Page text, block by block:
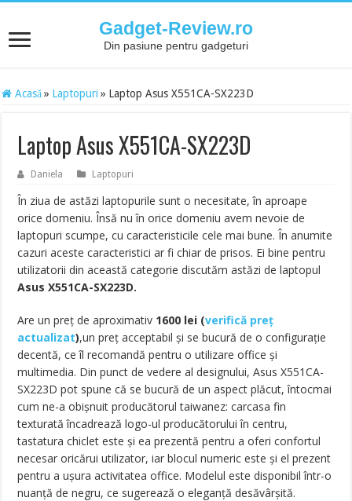
Gadget-Review.ro
Din pasiune pentru gadgeturi
Acasă » Laptopuri » Laptop Asus X551CA-SX223D
Laptop Asus X551CA-SX223D
Daniela Laptopuri
În ziua de astăzi laptopurile sunt o necesitate, în aproape
orice domeniu. Însă nu în orice domeniu avem nevoie de
laptopuri scumpe, cu caracteristicile cele mai bune. În anumite
cazuri aceste caracteristici ar fi chiar de prisos. Ei bine pentru
utilizatorii din această categorie discutăm astăzi de laptopul
Asus X551CA-SX223D.
Are un preț de aproximativ 1600 lei (verifică preț
actualizat),un preț acceptabil și se bucură de o configurație
decentă, ce îl recomandă pentru o utilizare office și
multimedia. Din punct de vedere al designului, Asus X551CA-
SX223D pot spune că se bucură de un aspect plăcut, întocmai
cum ne-a obișnuit producătorul taiwanez: carcasa fin
texturată încadrează logo-ul producătorului în centru,
tastatura chiclet este și ea prezentă pentru a oferi confortul
necesar oricărui utilizator, iar blocul numeric este și el prezent
pentru a ușura activitatea office. Modelul este disponibil într-o
nuanță de negru, ce sugerează o eleganță desăvârșită.